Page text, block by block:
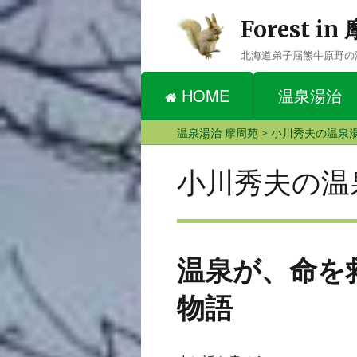
Forest in
北海道弟子屈熊牛原野
HOME 温泉湯治
温泉湯治 摩周苑> 小川秀夫の温泉
小川秀夫の
温泉が、命
物語